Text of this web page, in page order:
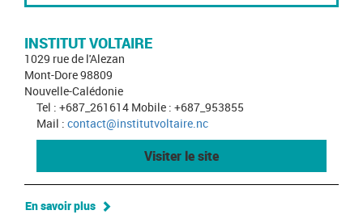
INSTITUT VOLTAIRE
1029 rue de l'Alezan
Mont-Dore 98809
Nouvelle-Calédonie
Tel : +687_261614 Mobile : +687_953855
Mail : contact@institutvoltaire.nc
Visiter le site
En savoir plus